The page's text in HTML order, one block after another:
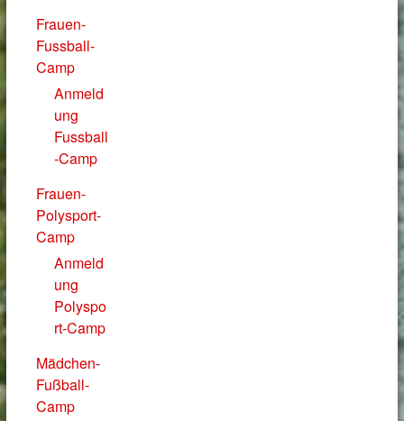
Frauen-
Fussball-
Camp
Anmeld
ung
Fussball
-Camp
Frauen-
Polysport-
Camp
Anmeld
ung
Polyspo
rt-Camp
Mädchen-
Fußball-
Camp